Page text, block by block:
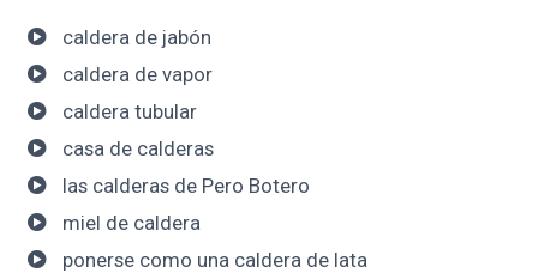
caldera de jabón
caldera de vapor
caldera tubular
casa de calderas
las calderas de Pero Botero
miel de caldera
ponerse como una caldera de lata